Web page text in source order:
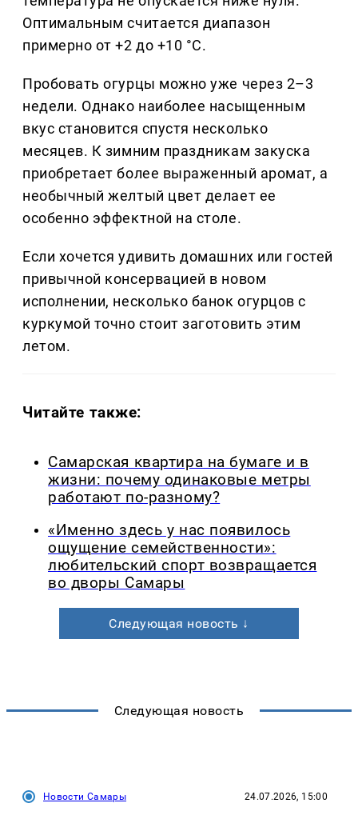
Оптимальным считается диапазон
примерно от +2 до +10 °C.
Пробовать огурцы можно уже через 2–3
недели. Однако наиболее насыщенным
вкус становится спустя несколько
месяцев. К зимним праздникам закуска
приобретает более выраженный аромат, а
необычный желтый цвет делает ее
особенно эффектной на столе.
Если хочется удивить домашних или гостей
привычной консервацией в новом
исполнении, несколько банок огурцов с
куркумой точно стоит заготовить этим
летом.
Читайте также:
Самарская квартира на бумаге и в
жизни: почему одинаковые метры
работают по-разному?
«Именно здесь у нас появилось
ощущение семейственности»:
любительский спорт возвращается
во дворы Самары
Следующая новость ↓
Следующая новость
Новости Самары 24.07.2026, 15:00